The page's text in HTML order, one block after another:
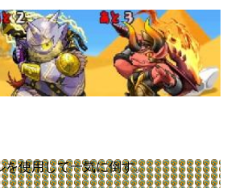
を使用して一気に倒す。